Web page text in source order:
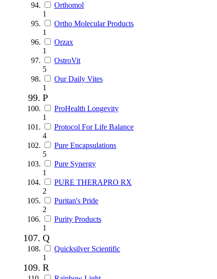
Orthomol
1
Ortho Molecular Products
1
Orzax
1
OstroVit
5
Our Daily Vites
1
P
ProHealth Longevity
1
Protocol For Life Balance
4
Pure Encapsulations
5
Pure Synergy
1
PURE THERAPRO RX
2
Puritan's Pride
2
Purity Products
1
Q
Quicksilver Scientific
1
R